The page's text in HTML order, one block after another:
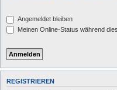
Angemeldet bleiben
Meinen Online-Status während
REGISTRIEREN